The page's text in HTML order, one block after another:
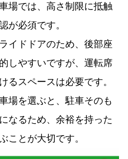
場では、高さ制限に抵触
が必須です。
イドドアのため、後部座
しやすいですが、運転席
るスペースは必要です。
場を選ぶと、駐車そのも
なるため、余裕を持った
ことが大切です。